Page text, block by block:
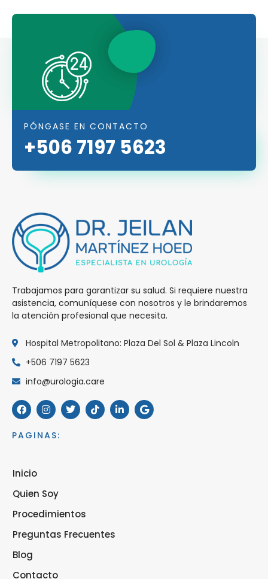
PÓNGASE EN CONTACTO
+506 7197 5623
Trabajamos para garantizar su salud. Si requiere nuestra
asistencia, comuníquese con nosotros y le brindaremos
la atención profesional que necesita.
Hospital Metropolitano: Plaza Del Sol & Plaza Lincoln
+506 7197 5623
info@urologia.care
PAGINAS:
Inicio
Quien Soy
Procedimientos
Preguntas Frecuentes
Blog
Contacto